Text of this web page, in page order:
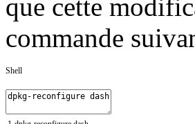
que cette
commande
Shell